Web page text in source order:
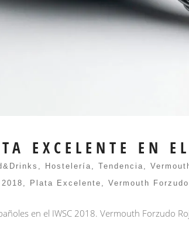
EXCELENTE EN
Hostelería Tendencia
Plata Excelente Vermouth
en el IWSC 2018. Vermouth Forzudo